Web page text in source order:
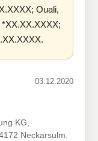
Ouali,
03.12.2020
KG,
Neckarsulm.